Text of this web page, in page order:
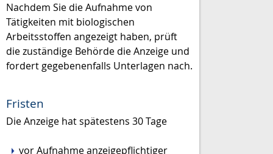
Nachdem Sie die Aufnahme von
Tätigkeiten mit biologischen
Arbeitsstoffen angezeigt haben, prüft
die zuständige Behörde die Anzeige und
fordert gegebenenfalls Unterlagen nach.
Fristen
Die Anzeige hat spätestens 30 Tage
vor Aufnahme anzeigepflichtiger